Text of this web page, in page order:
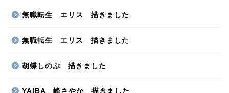
無職転生 エリス 描きました
無職転生 エリス 描きました
胡蝶しのぶ 描きました
YAIBA 峰さやか 描きました